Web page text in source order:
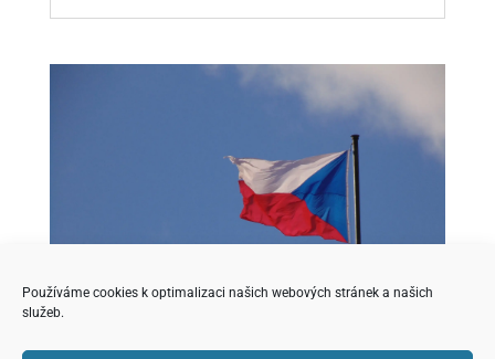
Používáme cookies k optimalizaci našich webových stránek a našich
služeb.